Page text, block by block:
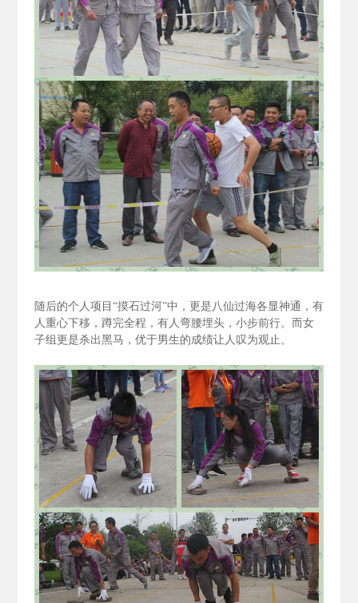
随后的个人项目“摸石过河”中，更是八仙过海各显神通，有
人重心下移，蹲完全程，有人弯腰埋头，小步前行。而女
子组更是杀出黑马，优于男生的成绩让人叹为观止。